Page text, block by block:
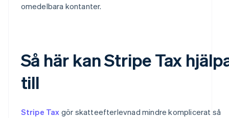
omedelbara kontanter.
Så här kan Stripe Tax
till
Stripe Tax gör skatteefterlevnad mindre komplicerat så